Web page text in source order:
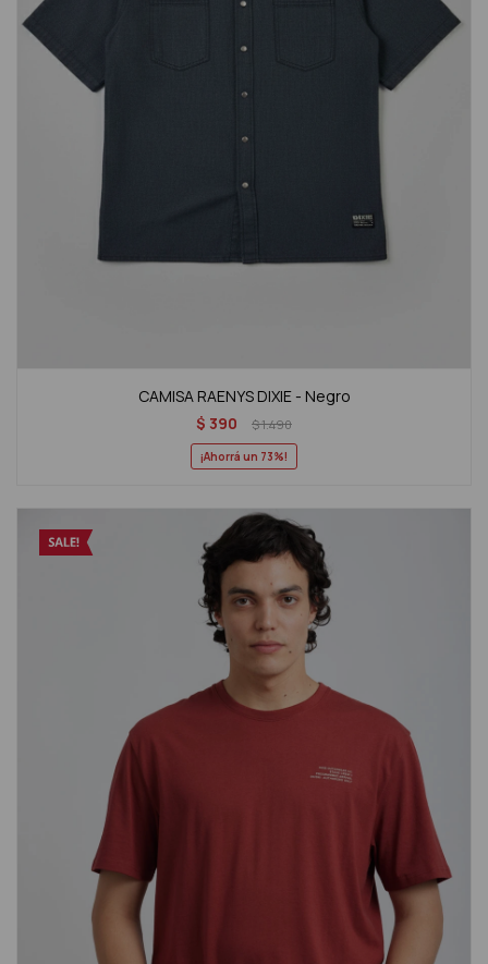
CAMISA RAENYS DIXIE - Negro
$ 390 $1.490
73